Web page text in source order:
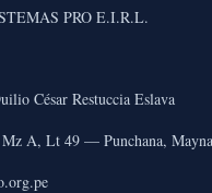
PRO E.I.R.L.
César Restuccia Eslava
A, Lt 49 — Punchana,